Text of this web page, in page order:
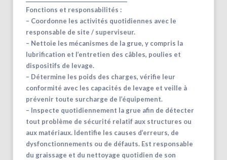
Fonctions et responsabilités :
– Coordonne les activités quotidiennes avec le
responsable de site / superviseur.
– Nettoie les mécanismes de la grue, y compris la
lubrification et l’entretien des câbles, poulies et
dispositifs de levage.
– Détermine les poids des charges, vérifie leur
conformité avec les capacités de levage et veille à
prévenir toute surcharge de l’équipement.
– Inspecte quotidiennement la grue afin de détecter
tout problème de sécurité relatif aux structures ou
aux matériaux. Identifie les causes d’erreurs, de
dysfonctionnements ou de défauts. Est responsable
du graissage et du nettoyage quotidien de son